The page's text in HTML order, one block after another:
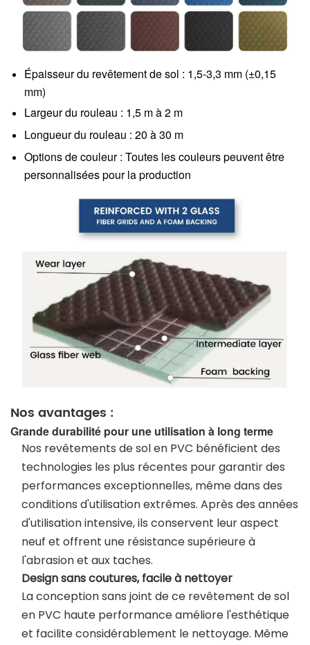
Épaisseur du revêtement de sol : 1,5-3,3 mm (±0,15
mm)
Largeur du rouleau : 1,5 m à 2 m
Longueur du rouleau : 20 à 30 m
Options de couleur : Toutes les couleurs peuvent être
personnalisées pour la production
Nos avantages :
Grande durabilité pour une utilisation à long terme
Nos revêtements de sol en PVC bénéficient des
technologies les plus récentes pour garantir des
performances exceptionnelles, même dans des
conditions d'utilisation extrêmes. Après des années
d'utilisation intensive, ils conservent leur aspect
neuf et offrent une résistance supérieure à
l'abrasion et aux taches.
Design sans coutures, facile à nettoyer
La conception sans joint de ce revêtement de sol
en PVC haute performance améliore l'esthétique
et facilite considérablement le nettoyage. Même